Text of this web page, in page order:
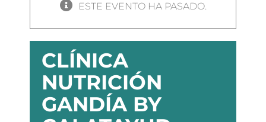
ESTE EVENTO HA PASADO.
CLÍNICA
NUTRICIÓN
GANDÍA BY